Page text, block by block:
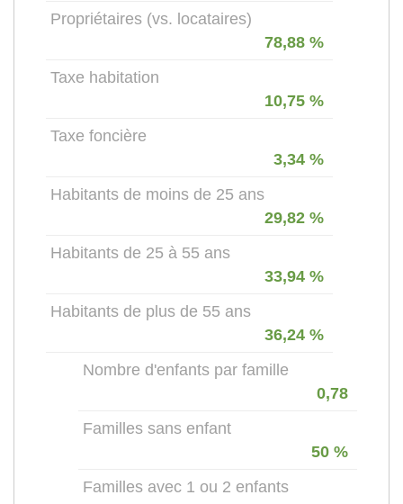
Propriétaires (vs. locataires)
78,88 %
Taxe habitation
10,75 %
Taxe foncière
3,34 %
Habitants de moins de 25 ans
29,82 %
Habitants de 25 à 55 ans
33,94 %
Habitants de plus de 55 ans
36,24 %
Nombre d'enfants par famille
0,78
Familles sans enfant
50 %
Familles avec 1 ou 2 enfants